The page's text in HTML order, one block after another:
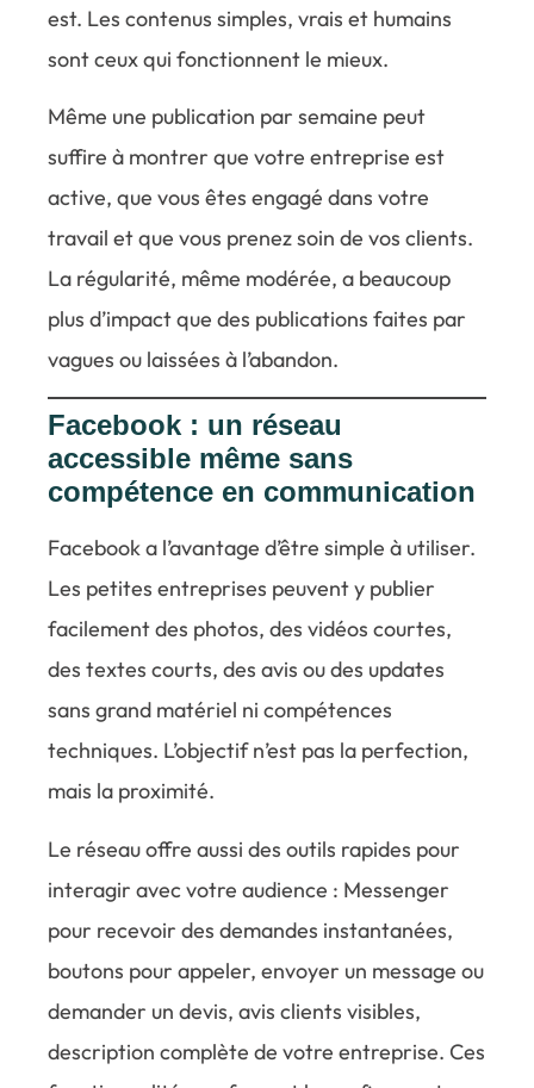
est. Les contenus simples, vrais et humains
sont ceux qui fonctionnent le mieux.
Même une publication par semaine peut
suffire à montrer que votre entreprise est
active, que vous êtes engagé dans votre
travail et que vous prenez soin de vos clients.
La régularité, même modérée, a beaucoup
plus d’impact que des publications faites par
vagues ou laissées à l’abandon.
Facebook : un réseau
accessible même sans
compétence en communication
Facebook a l’avantage d’être simple à utiliser.
Les petites entreprises peuvent y publier
facilement des photos, des vidéos courtes,
des textes courts, des avis ou des updates
sans grand matériel ni compétences
techniques. L’objectif n’est pas la perfection,
mais la proximité.
Le réseau offre aussi des outils rapides pour
interagir avec votre audience : Messenger
pour recevoir des demandes instantanées,
boutons pour appeler, envoyer un message ou
demander un devis, avis clients visibles,
description complète de votre entreprise. Ces